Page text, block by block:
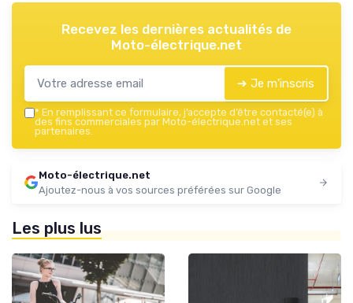
Recevez les dernières actualités de
Moto-électrique.net
➔ Je m'inscris
* En remplissant ce formulaire, j’accepte d’être contacté(e) à
des fins commerciales par Moto-électrique.net et ses
partenaires.
Moto-électrique.net
Ajoutez-nous à vos sources préférées sur Google
Les plus lus